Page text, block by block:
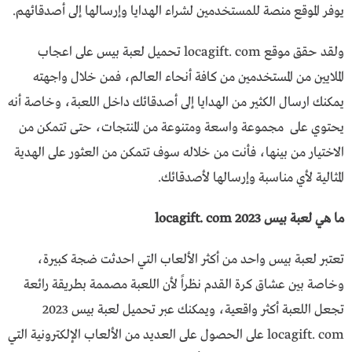
يوفر الموقع منصة للمستخدمين لشراء الهدايا وإرسالها إلى أصدقائهم.
ولقد حقق موقع locagift. com تحميل لعبة بيس على اعجاب
الملايين من المستخدمين من كافة أنحاء العالم، فمن خلال واجهته
يمكنك ارسال الكثير من الهدايا إلى أصدقائك داخل اللعبة، وخاصة أنه
يحتوي على مجموعة واسعة ومتنوعة من المنتجات، حتى تتمكن من
الاختيار من بينها، فأنت من خلاله سوف تتمكن من العثور على الهدية
المثالية لأي مناسبة وإرسالها لأصدقائك.
ما هي لعبة بيس locagift. com 2023
تعتبر لعبة بيس واحد من أكثر الألعاب التي احدثت ضجة كبيرة،
وخاصة بين عشاق كرة القدم نظراً لأن اللعبة مصممة بطريقة رائعة
تجعل اللعبة أكثر واقعية، ويمكنك عبر تحميل لعبة بيس 2023
locagift. com على الحصول على العديد من الألعاب الإلكترونية التي